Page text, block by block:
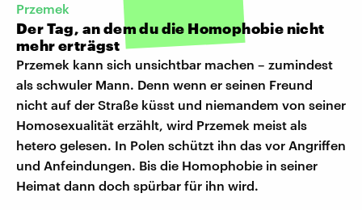
Przemek
Der Tag, an dem du die Homophobie nicht
mehr erträgst
Przemek kann sich unsichtbar machen – zumindest
als schwuler Mann. Denn wenn er seinen Freund
nicht auf der Straße küsst und niemandem von seiner
Homosexualität erzählt, wird Przemek meist als
hetero gelesen. In Polen schützt ihn das vor Angriffen
und Anfeindungen. Bis die Homophobie in seiner
Heimat dann doch spürbar für ihn wird.